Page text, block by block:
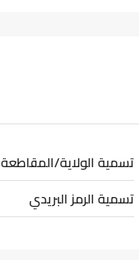
تسمية الولاية/المقاطعة
تسمية الرمز البريدي